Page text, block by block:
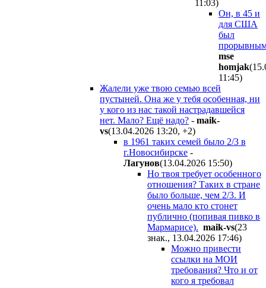
11:03)
Он, в 45 и
для США
был
mse
homjak
11:45)
Жалели уже твою семью всей
пустыней. Она же у тебя особенная, ни
у кого из нас такой настрадавшейся
нет. Мало? Ещё надо? - maik-
vs(13.04.2026 13:20, +2)
в 1961 таких семей было 2/3 в
г.Новосибирске -
Лaгyнoв(13.04.2026 15:50)
Но твоя требует особенного
отношения? Таких в стране
было больше, чем 2/3. И
очень мало кто стонет
публично (попивая пивко в
Мармарисе). maik-vs(23
знак., 13.04.2026 17:46)
Можно привести
ссылки на МОИ
требования? Что и от
кого я требовал